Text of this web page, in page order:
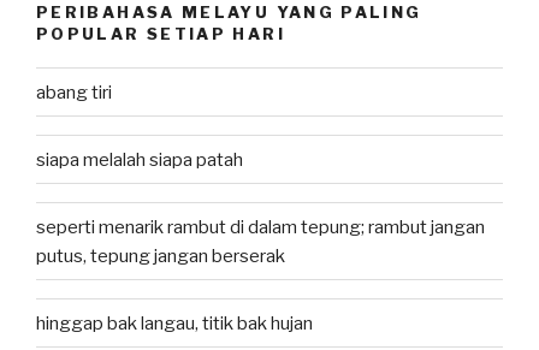
PERIBAHASA MELAYU YANG PALING
POPULAR SETIAP HARI
abang tiri
siapa melalah siapa patah
seperti menarik rambut di dalam tepung; rambut jangan
putus, tepung jangan berserak
hinggap bak langau, titik bak hujan